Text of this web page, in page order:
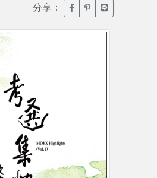
分享： 臉書分享(另開新視窗)
噗浪分享(另開新
Line分享(另